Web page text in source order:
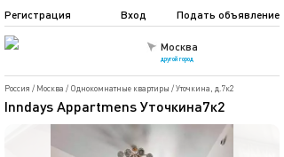
Москва
другой город
Подать объявление
Регистрация Вход
Россия / Москва / Однокомнатные квартиры /Уточкина, д.7к2
Inndays Appartmens Уточкина7к2